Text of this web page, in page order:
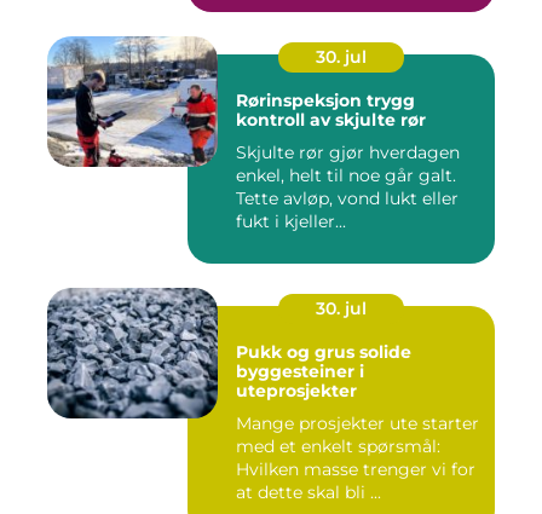
30. jul
Rørinspeksjon trygg
kontroll av skjulte rør
Skjulte rør gjør hverdagen
enkel, helt til noe går galt.
Tette avløp, vond lukt eller
fukt i kjeller...
30. jul
Pukk og grus solide
byggesteiner i
uteprosjekter
Mange prosjekter ute starter
med et enkelt spørsmål:
Hvilken masse trenger vi for
at dette skal bli ...